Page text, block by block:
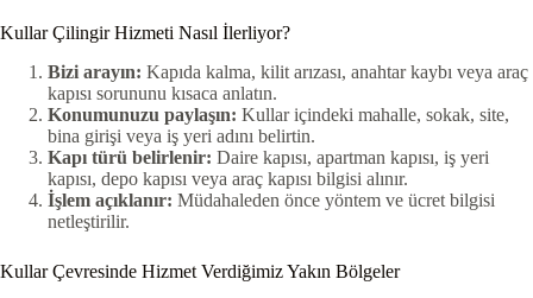
Kullar Çilingir Hizmeti Nasıl İlerliyor?
Bizi arayın: Kapıda kalma, kilit arızası, anahtar kaybı veya araç
kapısı sorununu kısaca anlatın.
Konumunuzu paylaşın: Kullar içindeki mahalle, sokak, site,
bina girişi veya iş yeri adını belirtin.
Kapı türü belirlenir: Daire kapısı, apartman kapısı, iş yeri
kapısı, depo kapısı veya araç kapısı bilgisi alınır.
İşlem açıklanır: Müdahaleden önce yöntem ve ücret bilgisi
netleştirilir.
Kullar Çevresinde Hizmet Verdiğimiz Yakın Bölgeler